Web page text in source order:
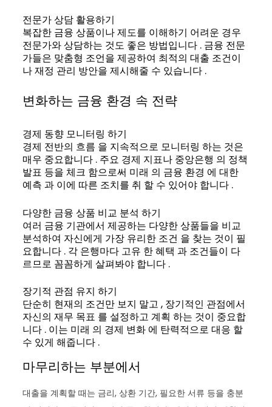
전문가 상담 활용하기
복잡한 금융 상품이나 제도를 이해하기 어려운 경우
전문가와 상담하는 것도 좋은 방법입니다 . 금융 전문
가들은 맞춤형 조언을 제공하여 최적의 대출 조건이
나 재정 관리 방안을 제시해줄 수 있습니다 .
변화하는 금융 환경 속 전략
경제 동향 모니터링 하기
경제 전반의 흐름 을 지속적으로 모니터링 하는 것은
매우 중요합니다 . 주요 경제 지표나 중앙은행 의 정책
발표 등을 체크 함으로써 미래 의 금융 환경 에 대한
예측 과 이에 따른 조치를 취 할 수 있어야 합니다 .
다양한 금융 상품 비교 분석 하기
여러 금융 기관에서 제공하는 다양한 상품들을 비교
분석하여 자신에게 가장 유리한 조건 을 찾는 것이 필
요합니다 . 각 은행마다 고유 한 혜택 과 조건들이 다
르므로 꼼꼼하게 살펴봐야 합니다 .
장기적 관점 유지 하기
단순히 현재의 조건만 보지 말고 , 장기적인 관점에서
자신의 재무 목표 를 설정하고 계획 하는 것이 중요합
니다 . 이는 미래 의 경제 변화 에 탄력적으로 대응 할
수 있게 해줍니다 .
마무리하는 부분에서
대출을 계획할 때는 금리, 상환 기간, 필요한 서류 등을 충분